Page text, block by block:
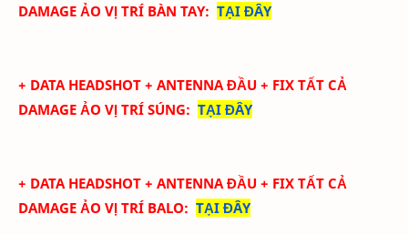
DAMAGE ẢO VỊ TRÍ BÀN TAY: TẠI ĐÂY
+ DATA HEADSHOT + ANTENNA ĐẦU + FIX TẤT CẢ
DAMAGE ẢO VỊ TRÍ SÚNG: TẠI ĐÂY
+ DATA HEADSHOT + ANTENNA ĐẦU + FIX TẤT CẢ
DAMAGE ẢO VỊ TRÍ BALO: TẠI ĐÂY